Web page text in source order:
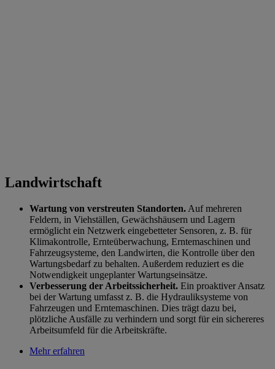
Landwirtschaft
Wartung von verstreuten Standorten. Auf mehreren
Feldern, in Viehställen, Gewächshäusern und Lagern
ermöglicht ein Netzwerk eingebetteter Sensoren, z. B. für
Klimakontrolle, Ernteüberwachung, Erntemaschinen und
Fahrzeugsysteme, den Landwirten, die Kontrolle über den
Wartungsbedarf zu behalten. Außerdem reduziert es die
Notwendigkeit ungeplanter Wartungseinsätze.
Verbesserung der Arbeitssicherheit. Ein proaktiver Ansatz
bei der Wartung umfasst z. B. die Hydrauliksysteme von
Fahrzeugen und Erntemaschinen. Dies trägt dazu bei,
plötzliche Ausfälle zu verhindern und sorgt für ein sichereres
Arbeitsumfeld für die Arbeitskräfte.
Mehr erfahren